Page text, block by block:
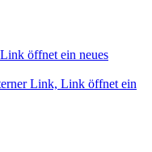
öffnet ein neues
Link, Link öffnet ein